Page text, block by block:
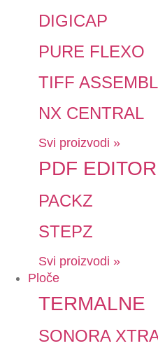
DIGICAP
PURE FLEXO
TIFF
NX CENTRAL
Svi proizvodi »
PDF
PACKZ
STEPZ
Svi proizvodi »
Ploče
TERMALNE
SONORA